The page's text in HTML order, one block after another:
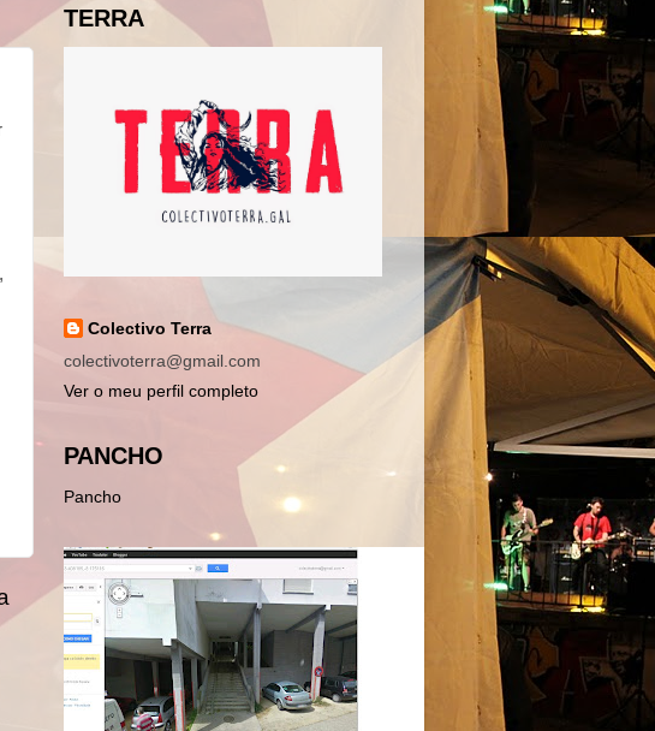
TERRA
Colectivo Terra
colectivoterra@gmail.com
Ver o meu perfil completo
PANCHO
Pancho